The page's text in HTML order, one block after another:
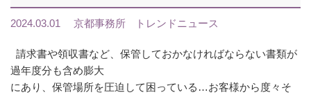
2024.03.01 京都事務所 トレンドニュース
請求書や領収書など、保管しておかなければならない書類が
過年度分も含め膨大
にあり、保管場所を圧迫して困っている…お客様から度々そ